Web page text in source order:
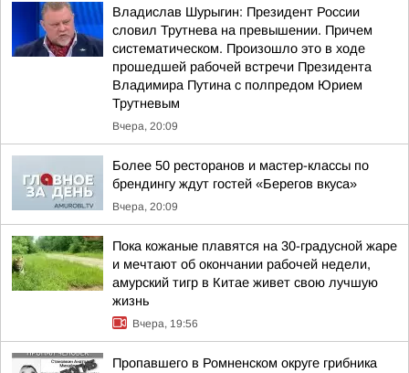
Владислав Шурыгин: Президент России
словил Трутнева на превышении. Причем
систематическом. Произошло это в ходе
прошедшей рабочей встречи Президента
Владимира Путина с полпредом Юрием
Трутневым
Вчера, 20:09
Более 50 ресторанов и мастер-классы по
брендингу ждут гостей «Берегов вкуса»
Вчера, 20:09
Пока кожаные плавятся на 30-градусной жаре
и мечтают об окончании рабочей недели,
амурский тигр в Китае живет свою лучшую
жизнь
Вчера, 19:56
Пропавшего в Ромненском округе грибника